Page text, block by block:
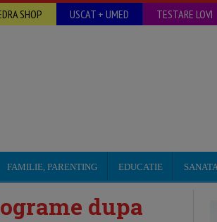
SHOP USCAT + UMED TESTARE LOVI
FAMILIE, PARENTING EDUCATIE
dupa